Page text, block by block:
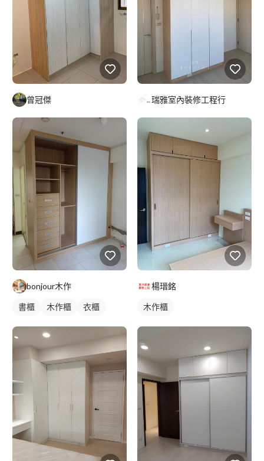
曾冠傑
bonjour木作
書櫃 木作櫃 衣櫃
瑞雅室內裝修工程行
楊瑨銘
木作櫃